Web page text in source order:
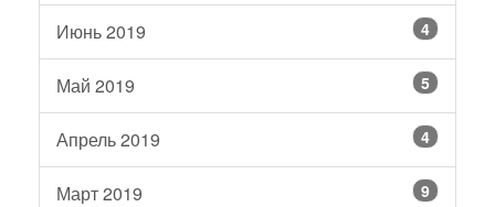
Июнь 2019 4
Май 2019 5
Апрель 2019 4
Март 2019 9